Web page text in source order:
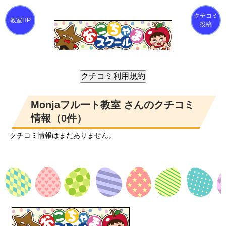
クチコミ
投稿
Monjaフルート教室 さんのクチコミ
情報（0件）
クチコミ情報はまだありません。